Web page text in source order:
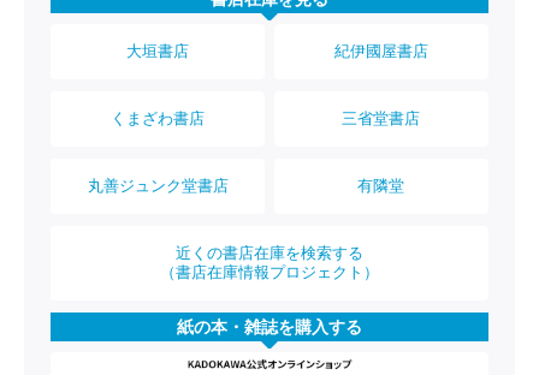
大垣書店 紀伊國屋書店
くまざわ書店 三省堂書店
丸善ジュンク堂書店 有隣堂
近くの書店在庫を検索する
（書店在庫情報プロジェクト）
紙の本・雑誌を購入する